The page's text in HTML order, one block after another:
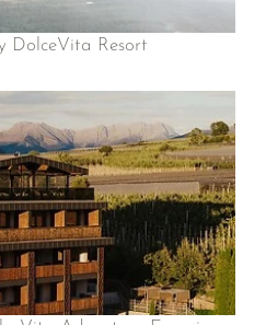
DolceVita Resort